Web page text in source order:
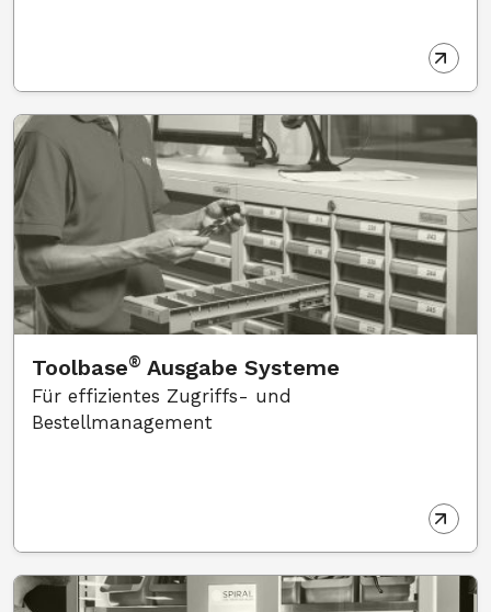
Toolbase® Ausgabe Systeme
Für effizientes Zugriffs- und
Bestellmanagement